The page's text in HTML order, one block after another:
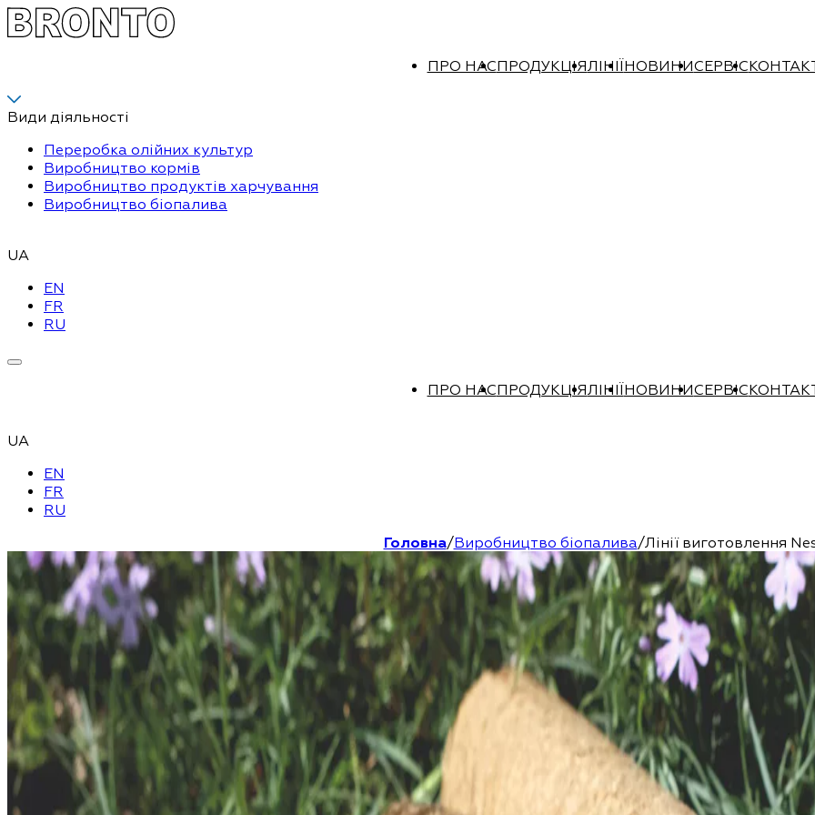
ПРО НАСПРОДУКЦІЯЛІНІЇНОВИНИСЕРВІС
Види діяльності
Переробка олійних культур
Виробництво кормів
Виробництво продуктів харчування
Виробництво біопалива
UA
EN
FR
RU
ПРО НАСПРОДУКЦІЯЛІНІЇНОВИНИСЕРВІС
UA
EN
FR
RU
Головна/Виробництво біопалива/Лінії виготовлення